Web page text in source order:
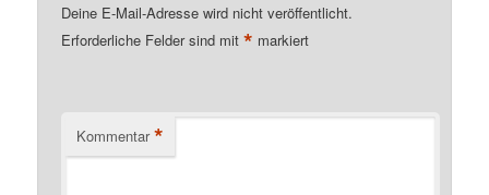
Deine E-Mail-Adresse wird nicht veröffentlicht.
Erforderliche Felder sind mit* markiert
Kommentar *